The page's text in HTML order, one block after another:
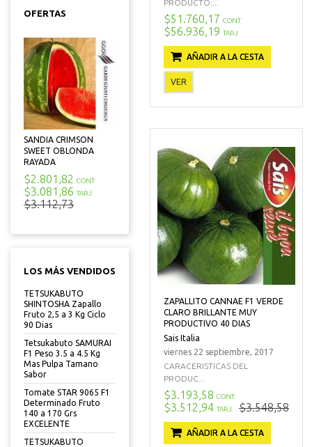
OFERTAS
SANDIA CRIMSON
SWEET OBLONDA
RAYADA
$2.801,82 CONT
$3.081,86 TARJ
$3.112,73
LOS MÁS VENDIDOS
TETSUKABUTO
SHINTOSHA Zapallo
Fruto 2,5 a 3 Kg Ciclo
90 Dias
Tetsukabuto SAMURAI
F1 Peso 3.5 a 4.5 Kg
Mas Pulpa Tamano
Sabor
Tomate STAR 9065 F1
Determinado Fruto
140 a 170 Grs
EXCELENTE
TETSUKABUTO
PRODUCTO:...
$51.760,17 CONT
$56.936,19 TARJ
AÑADIR A LA CESTA
VER
ZAPALLITO CANNAE F1 VERDE
CLARO BRILLANTE MUY
PRODUCTIVO 40 DIAS
Sais Italia
viernes 22 septiembre, 2017
CARACERISTICAS DEL
PRODUC...
$3.193,58 CONT
$3.512,94 TARJ $3.548,58
AÑADIR A LA CESTA